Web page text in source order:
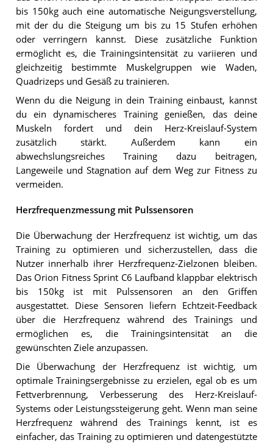
bis 150kg auch eine automatische Neigungsverstellung,
mit der du die Steigung um bis zu 15 Stufen erhöhen
oder verringern kannst. Diese zusätzliche Funktion
ermöglicht es, die Trainingsintensität zu variieren und
gleichzeitig bestimmte Muskelgruppen wie Waden,
Quadrizeps und Gesäß zu trainieren.
Wenn du die Neigung in dein Training einbaust, kannst
du ein dynamischeres Training genießen, das deine
Muskeln fordert und dein Herz-Kreislauf-System
zusätzlich stärkt. Außerdem kann ein
abwechslungsreiches Training dazu beitragen,
Langeweile und Stagnation auf dem Weg zur Fitness zu
vermeiden.
Herzfrequenzmessung mit Pulssensoren
Die Überwachung der Herzfrequenz ist wichtig, um das
Training zu optimieren und sicherzustellen, dass die
Nutzer innerhalb ihrer Herzfrequenz-Zielzonen bleiben.
Das Orion Fitness Sprint C6 Laufband klappbar elektrisch
bis 150kg ist mit Pulssensoren an den Griffen
ausgestattet. Diese Sensoren liefern Echtzeit-Feedback
über die Herzfrequenz während des Trainings und
ermöglichen es, die Trainingsintensität an die
gewünschten Ziele anzupassen.
Die Überwachung der Herzfrequenz ist wichtig, um
optimale Trainingsergebnisse zu erzielen, egal ob es um
Fettverbrennung, Verbesserung des Herz-Kreislauf-
Systems oder Leistungssteigerung geht. Wenn man seine
Herzfrequenz während des Trainings kennt, ist es
einfacher, das Training zu optimieren und datengestützte